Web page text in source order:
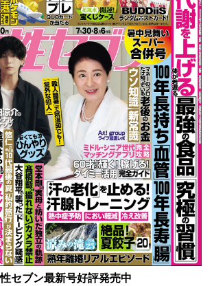
セブン最新号好評発売中